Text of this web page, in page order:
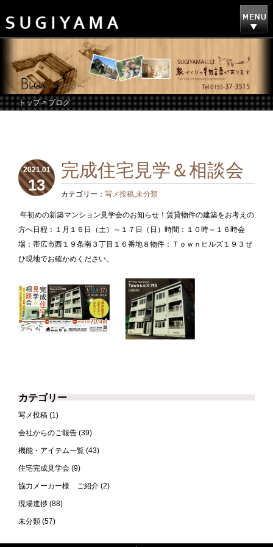
トップ> ブログ
2021.01
13
完成住宅見学＆相談会
カテゴリー： 写メ投稿,未分類
年初めの新築マンション見学会のお知らせ！賃貸物件の建築をお考えの
方へ日程：１月１６日（土）～１７日（日）時間：１０時～１６時会
場：帯広市西１９条南３丁目１６番地８物件：Ｔｏｗｎヒルズ１９３ぜ
ひ現地でお確かめください。
カテゴリー
写メ投稿 (1)
会社からのご報告 (39)
機能・アイテム一覧 (43)
住宅完成見学会 (9)
協力メーカー様 ご紹介 (2)
現場進捗 (88)
未分類 (57)